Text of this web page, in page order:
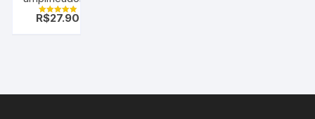
Antena
Avaliação
R$27.90